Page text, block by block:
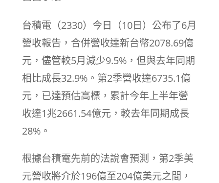
台積電（2330）今日（10日）公布了6月
營收報告，合併營收達新台幣2078.69億
元，儘管較5月減少9.5%，但與去年同期
相比成長32.9%。第2季營收達6735.1億
元，已達預估高標，累計今年上半年營
收達1兆2661.54億元，較去年同期成長
28%。
根據台積電先前的法說會預測，第2季美
元營收將介於196億至204億美元之間，